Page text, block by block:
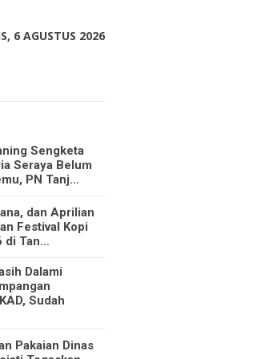
6 AGUSTUS 2026
Sengketa
Seraya Belum
PN Tanj…
dan Aprilian
Festival Kopi
di Tan…
Dalami
Sudah
Pakaian Dinas